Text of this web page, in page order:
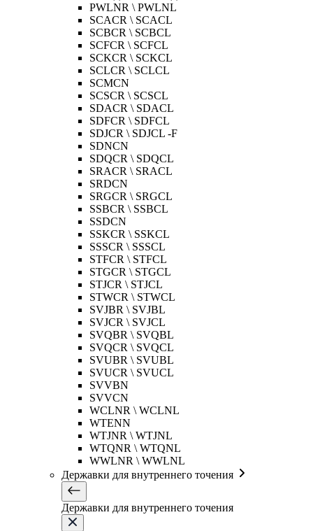
PWLNR \ PWLNL
SCACR \ SCACL
SCBCR \ SCBCL
SCFCR \ SCFCL
SCKCR \ SCKCL
SCLCR \ SCLCL
SCMCN
SCSCR \ SCSCL
SDACR \ SDACL
SDFCR \ SDFCL
SDJCR \ SDJCL -F
SDNCN
SDQCR \ SDQCL
SRACR \ SRACL
SRDCN
SRGCR \ SRGCL
SSBCR \ SSBCL
SSDCN
SSKCR \ SSKCL
SSSCR \ SSSCL
STFCR \ STFCL
STGCR \ STGCL
STJCR \ STJCL
STWCR \ STWCL
SVJBR \ SVJBL
SVJCR \ SVJCL
SVQBR \ SVQBL
SVQCR \ SVQCL
SVUBR \ SVUBL
SVUCR \ SVUCL
SVVBN
SVVCN
WCLNR \ WCLNL
WTENN
WTJNR \ WTJNL
WTQNR \ WTQNL
WWLNR \ WWLNL
Державки для внутреннего точения
Державки для внутреннего точения